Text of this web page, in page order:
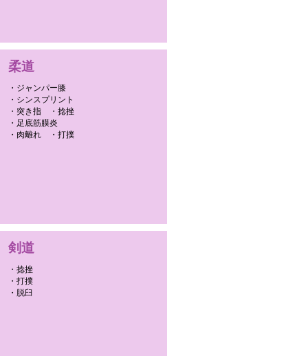
柔道
・ジャンパー膝
・シンスプリント
・突き指 ・捻挫
・足底筋膜炎
・肉離れ ・打撲
剣道
・捻挫
・打撲
・脱臼